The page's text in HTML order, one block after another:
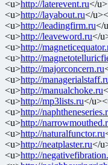
<u>http://laterevent.ru</
<u>http://layabout.ru</
<u>http://leadingfirm.ru</
<u>http://leaveword.ru</
<u>http://
<u>http://
<u>http://majorconcern.ru
<u>http://
<u>http://manualchoke.ru
<u>http://mp3lists.ru</
<u>http://
<u>http://
<u>http://naturalfunctor.ru
<u>http://neatplaster.ru</
<u>http://